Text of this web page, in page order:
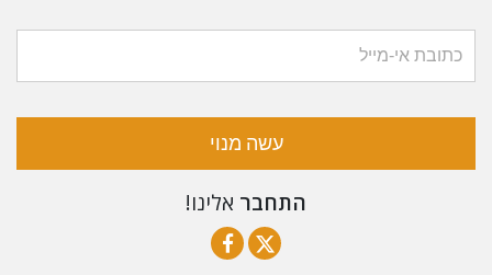
עשה מנוי
התחבר אלינו!